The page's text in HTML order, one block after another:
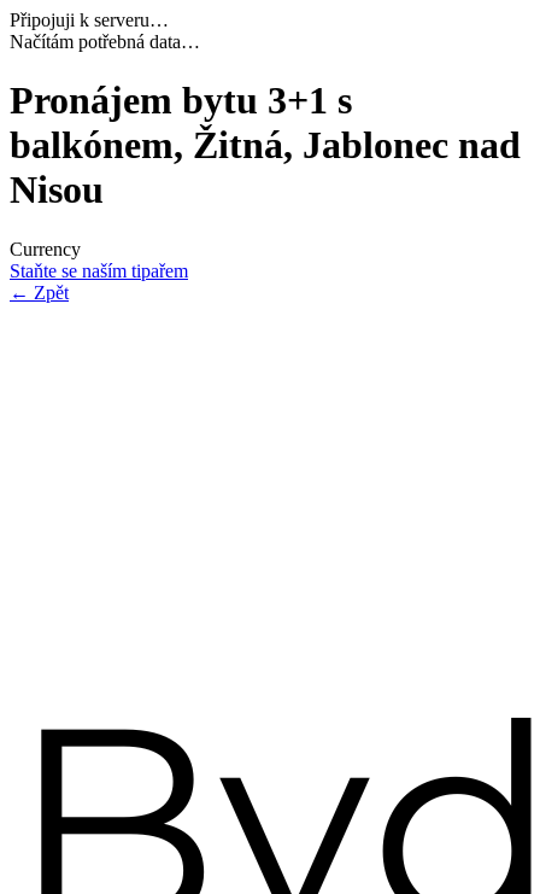
Připojuji k serveru…
Dokončuji inicializaci…
Pronájem bytu 3+1 s
balkónem, Žitná, Jablonec nad
Nisou
Currency
Staňte se naším tipařem
← Zpět